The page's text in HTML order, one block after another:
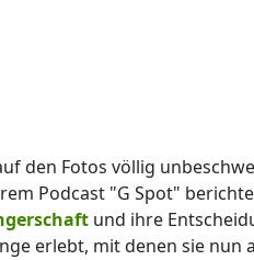
den Fotos völlig
Podcast "G Spot"
und ihre
erlebt, mit denen sie nun